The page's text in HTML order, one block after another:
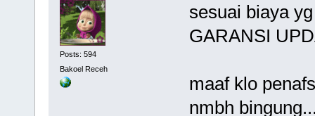
Posts: 594
Bakoel Receh
sesuai biaya
GARANSI
maaf klo
nmbh